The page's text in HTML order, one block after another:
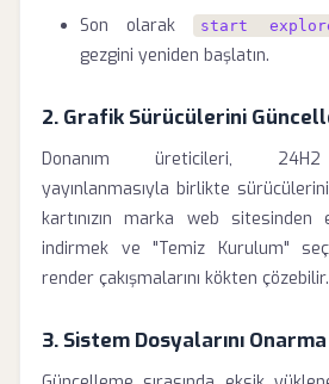
Son olarak
start
gezgini yeniden başlatın.
2. Grafik Sürücülerini
Donanım üreticileri, 24H2
yayınlanmasıyla birlikte
kartınızın marka web
indirmek ve "Temiz Kurulum"
render çakışmalarını kökten çözebilir.
3. Sistem Dosyalarını Onarma